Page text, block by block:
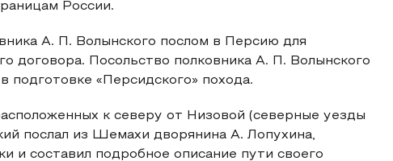
России.
А. П. Волынского послом в Персию для
договора. Посольство полковника А. П. Волынского
подготовке «Персидского» похода.
к северу от Низовой (северные уезды
послал из Шемахи дворянина А. Лопухина,
и составил подробное описание пути своего